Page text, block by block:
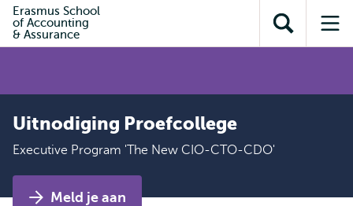
inhoud
Direct naar
subnavigatie
Erasmus School
of Accounting
& Assurance
Toon
zoekveld
Uitnodiging Proefcollege
Executive Program 'The New CIO-CTO-CDO'
Meld je aan